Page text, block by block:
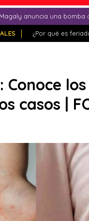
Magaly anuncia una bomba
¿Por qué es
Conoce
casos |